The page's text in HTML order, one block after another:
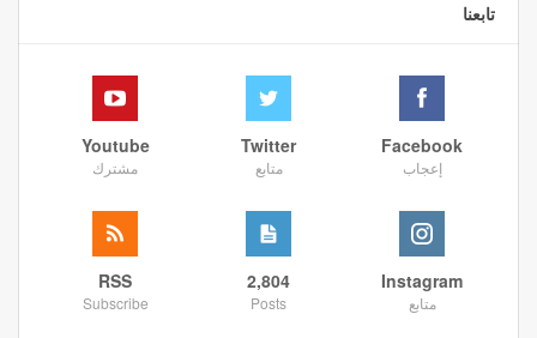
تابعنا
Facebook
إعجاب
Twitter
متابع
Youtube
مشترك
Instagram
متابع
2,804
Posts
RSS
Subscribe